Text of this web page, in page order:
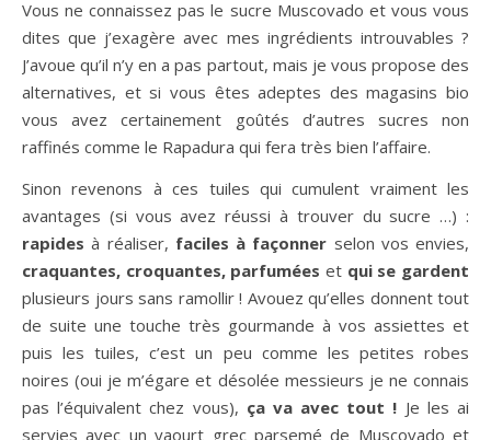
Vous ne connaissez pas le sucre Muscovado et vous vous
dites que j’exagère avec mes ingrédients introuvables ?
J’avoue qu’il n’y en a pas partout, mais je vous propose des
alternatives, et si vous êtes adeptes des magasins bio
vous avez certainement goûtés d’autres sucres non
raffinés comme le Rapadura qui fera très bien l’affaire.
Sinon revenons à ces tuiles qui cumulent vraiment les
avantages (si vous avez réussi à trouver du sucre …) :
rapidesà réaliser, faciles à façonner selon vos envies,
craquantes, croquantes, parfumées et qui se gardent
plusieurs jours sans ramollir ! Avouez qu’elles donnent tout
de suite une touche très gourmande à vos assiettes et
puis les tuiles, c’est un peu comme les petites robes
noires (oui je m’égare et désolée messieurs je ne connais
pas l’équivalent chez vous), ça va avec tout ! Je les ai
servies avec un yaourt grec parsemé de Muscovado et